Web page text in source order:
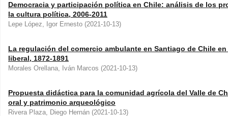
Democracia y participación política en Chile: análisis de los
la cultura política, 2006-2011
Lepe López, Igor Ernesto (2021-10-13)
La regulación del comercio ambulante en Santiago de Chile
liberal, 1872-1891
Morales Orellana, Iván Marcos (2021-10-13)
Propuesta didáctica para la comunidad agrícola del Valle de
oral y patrimonio arqueológico
Rivera Plaza, Diego Hernán (2021-10-13)